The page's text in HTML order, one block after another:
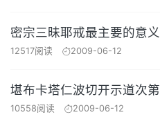
密宗三昧耶戒最主要的意义
12517阅读 2009-06-12
堪布卡塔仁波切开示道次第
10558阅读 2009-06-12